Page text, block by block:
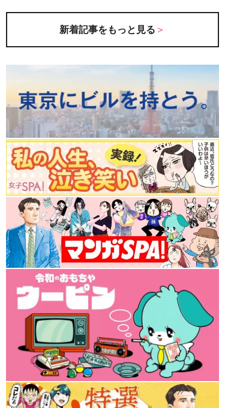
新着記事をもっと見る